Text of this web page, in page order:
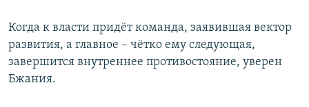
Когда к власти придёт команда, заявившая вектор
развития, а главное – чётко ему следующая,
завершится внутреннее противостояние, уверен
Бжания.